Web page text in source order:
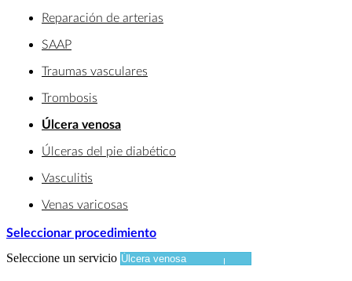
Reparación de arterias
SAAP
Traumas vasculares
Trombosis
Úlcera venosa
Úlceras del pie diabético
Vasculitis
Venas varicosas
Seleccionar procedimiento
Seleccione un servicio